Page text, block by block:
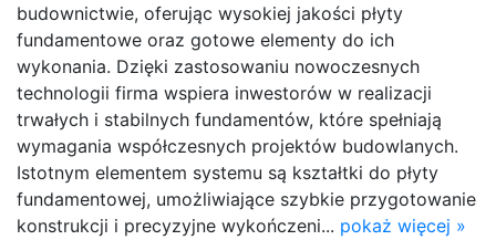
budownictwie, oferując wysokiej jakości płyty
fundamentowe oraz gotowe elementy do ich
wykonania. Dzięki zastosowaniu nowoczesnych
technologii firma wspiera inwestorów w realizacji
trwałych i stabilnych fundamentów, które spełniają
wymagania współczesnych projektów budowlanych.
Istotnym elementem systemu są kształtki do płyty
fundamentowej, umożliwiające szybkie przygotowanie
konstrukcji i precyzyjne wykończeni... pokaż więcej »